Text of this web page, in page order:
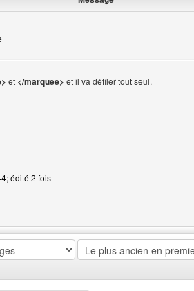
et </marquee> et il va défiler tout seul.
édité 2 fois